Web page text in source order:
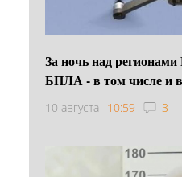
За ночь над
БПЛА - в том числе и
10 августа 10:59 3